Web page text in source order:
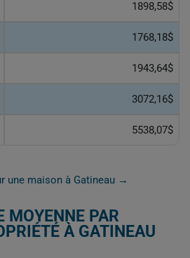
1898,58$
1768,18$
1943,64$
3072,16$
5538,07$
une maison à Gatineau →
MOYENNE PAR
À GATINEAU